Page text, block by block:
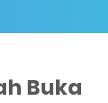
Buka